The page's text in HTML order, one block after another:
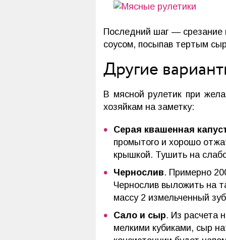
Последний шаг — срезание
соусом, посыпав тертым
Другие
В мясной рулетик при
хозяйкам на заметку:
Серая квашенная
промытого и хорошо
крышкой. Тушить на
Чернослив. Примерно
Чернослив выложить на
массу 2 измельченный
Сало и сыр. Из расчета
мелкими кубиками, сыр